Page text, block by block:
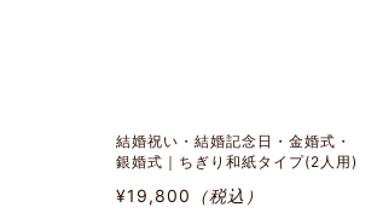
結婚祝い・結婚記念日・金婚式・
銀婚式｜ちぎり和紙タイプ(2人用)
¥19,800 （税込）